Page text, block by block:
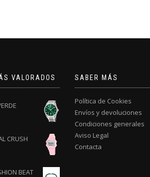
VALORADOS
CRUSH
BEAT
SABER MÁS
Política de Cookies
Envíos y devoluciones
Condiciones generales
Aviso Legal
Contacta